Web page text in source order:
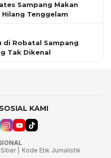
Sampang Makan
Tenggelam
di Robatal Sampang
Tak Dikenal
KAMI
|
Kode Etik Jurnalistik